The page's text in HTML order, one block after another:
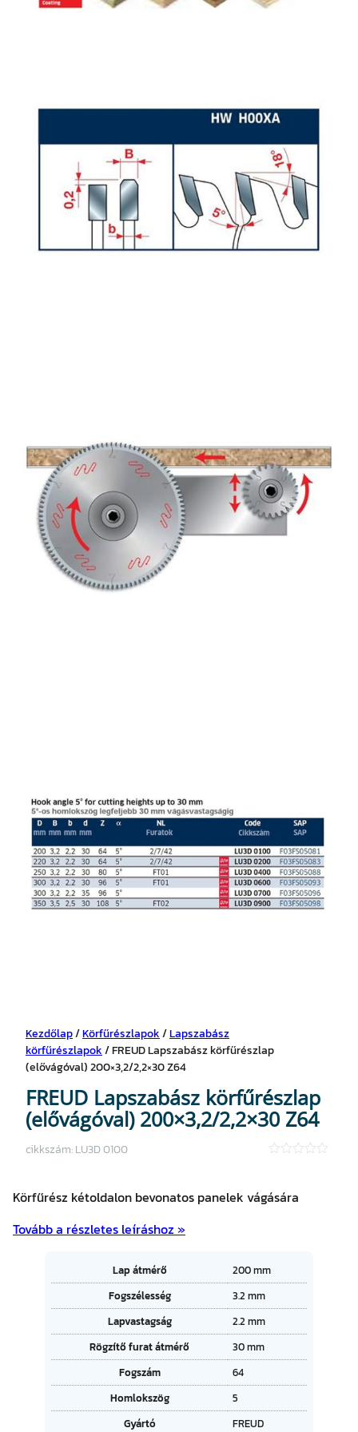
Kezdőlap/Körfűrészlapok/Lapszabász
körfűrészlapok/ FREUD Lapszabász körfűrészlap
(elővágóval) 200×3,2/2,2×30 Z64
FREUD Lapszabász körfűrészlap
(elővágóval) 200×3,2/2,2×30 Z64
cikkszám:LU3D 0100
★
Körfűrész kétoldalon bevonatos panelek vágására
Tovább a részletes leíráshoz »
tt
ú
u
o
É
t
Lap átmérő
200 mm
Fogszélesség
3.2 mm
Lapvastagság
2.2 mm
Rögzítő furat átmérő
30 mm
Fogszám
64
Homlokszög
5
Gyártó
FREUD